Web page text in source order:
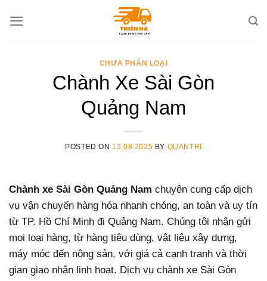
CHƯA PHÂN LOẠI
Chành Xe Sài Gòn
Quảng Nam
POSTED ON 13.08.2025 BY QUANTRI
Chành xe Sài Gòn Quảng Nam chuyên cung cấp dịch
vụ vận chuyển hàng hóa nhanh chóng, an toàn và uy tín
từ TP. Hồ Chí Minh đi Quảng Nam. Chúng tôi nhận gửi
mọi loại hàng, từ hàng tiêu dùng, vật liệu xây dựng,
máy móc đến nông sản, với giá cả cạnh tranh và thời
gian giao nhận linh hoạt. Dịch vụ chành xe Sài Gòn